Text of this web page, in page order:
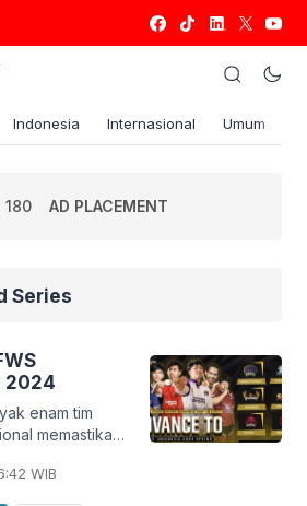
Indonesia Internasional Umum
180 AD PLACEMENT
Series
2024
enam tim
memastikan
2024 Spring
WIB